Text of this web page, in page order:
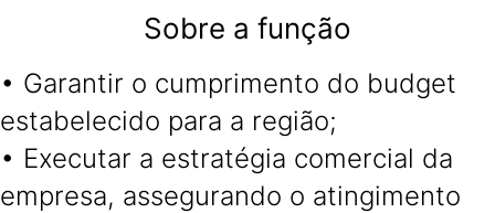
Sobre a função
• Garantir o cumprimento do budget
estabelecido para a região;
• Executar a estratégia comercial da
empresa, assegurando o atingimento